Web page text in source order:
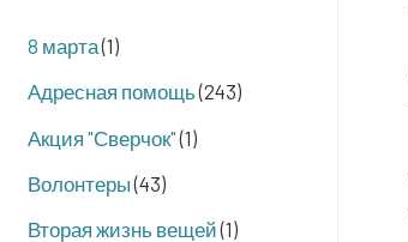
8 марта(1)
Адресная помощь(243)
Акция "Сверчок"(1)
Волонтеры(43)
Вторая жизнь вещей(1)